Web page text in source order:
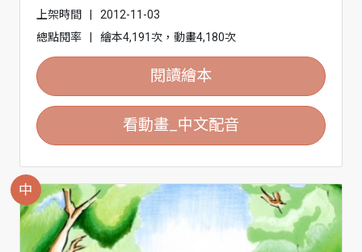
上架時間
|
2012-11-03
總點閱率
| 繪本4,191次，動畫4,180次
閱讀繪本
看動畫_中文配音
中